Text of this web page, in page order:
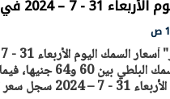
في السوق المصري
و64 جنيها. سجل سعر كيلو